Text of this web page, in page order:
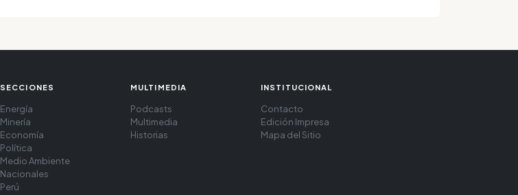
SECCIONES
Energía
Minería
Economía
Política
Medio Ambiente
Nacionales
Perú
MULTIMEDIA
Podcasts
Multimedia
Historias
INSTITUCIONAL
Contacto
Edición Impresa
Mapa del Sitio